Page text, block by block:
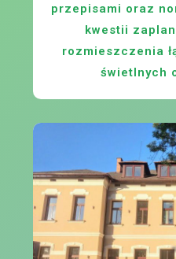
przepisami oraz
kwestii
rozmieszczenia
świetlnych